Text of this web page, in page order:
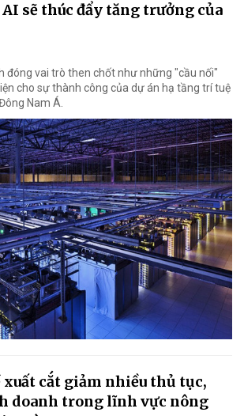
AI sẽ thúc đẩy tăng trưởng của
đóng vai trò then chốt như những "cầu nối"
cho sự thành công của dự án hạ tầng trí tuệ
Nam Á.
cắt giảm nhiều thủ tục,
doanh trong lĩnh vực nông